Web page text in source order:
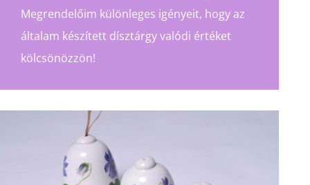
Megrendelőim különleges igényeit, hogy az
általam készített dísztárgy valódi értéket
kölcsönözzön!